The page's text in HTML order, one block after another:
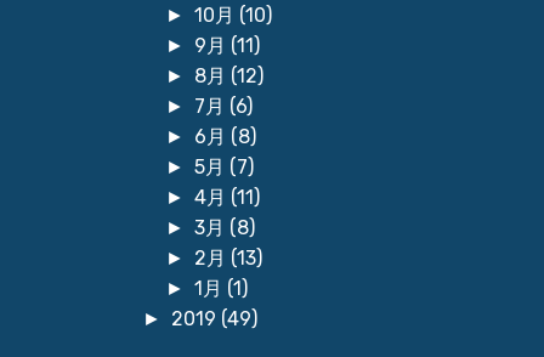
►10月 (10)
► 9月 (11)
► 8月 (12)
► 7月 (6)
► 6月 (8)
►5月 (7)
►4月 (11)
►3月 (8)
► 2月 (13)
►1月 (1)
► 2019 (49)